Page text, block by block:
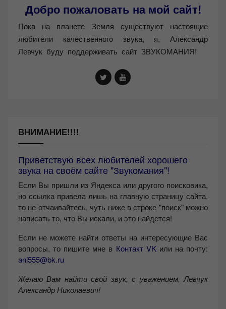
Добро пожаловать на мой сайт!
Пока на планете Земля существуют настоящие
любители качественного звука, я, Александр
Левчук буду поддерживать сайт ЗВУКОМАНИЯ!
ВНИМАНИЕ!!!!
Приветствую всех любителей хорошего
звука на своём сайте "Звукомания"!
Если Вы пришли из Яндекса или другого поисковика,
но ссылка привела лишь на главную страницу сайта,
то не отчаивайтесь, чуть ниже в строке "поиск" можно
написать то, что Вы искали, и это найдется!
Если не можете найти ответы на интересующие Вас
вопросы, то пишите мне в Контакт VKили на почту:
anl555@bk.ru
Желаю Вам найти свой звук, с уважением, Левчук
Александр Николаевич!